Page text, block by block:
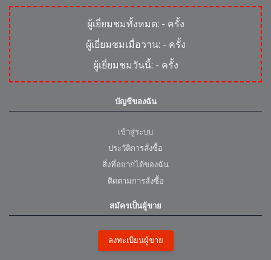
ผู้เยี่ยมชมทั้งหมด: - ครั้ง
ผู้เยี่ยมชมเมื่อวาน: - ครั้ง
ผู้เยี่ยมชมวันนี้: - ครั้ง
บัญชีของฉัน
เข้าสู่ระบบ
ประวัติการสั่งซื้อ
สิ่งที่อยากได้ของฉัน
ติดตามการสั่งซื้อ
สมัครเป็นผู้ขาย
ลงทะเบียนผู้ขาย